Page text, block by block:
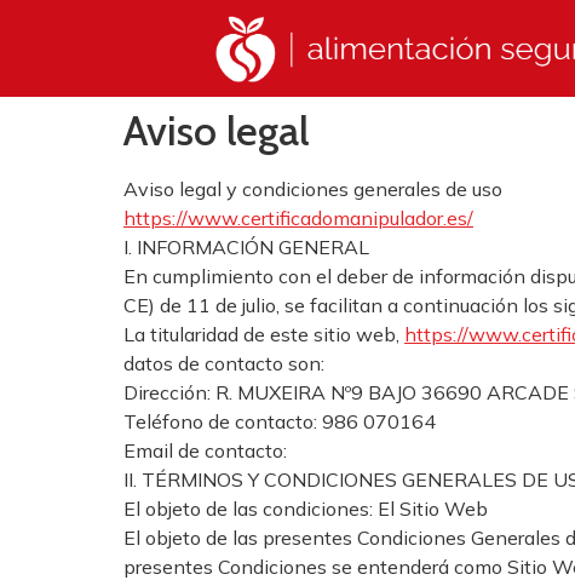
Aviso legal
Aviso legal y condiciones generales de uso
https://www.certificadomanipulador.es/
I. INFORMACIÓN GENERAL
En cumplimiento con el deber de información
CE) de 11 de julio, se facilitan a continuación los
La titularidad de este sitio web, https://
datos de contacto son:
Dirección: R. MUXEIRA Nº9 BAJO 36690
Teléfono de contacto: 986 070164
Email de contacto:
II. TÉRMINOS Y CONDICIONES GENERALES DE
El objeto de las condiciones: El Sitio Web
El objeto de las presentes Condiciones
presentes Condiciones se entenderá como Sitio